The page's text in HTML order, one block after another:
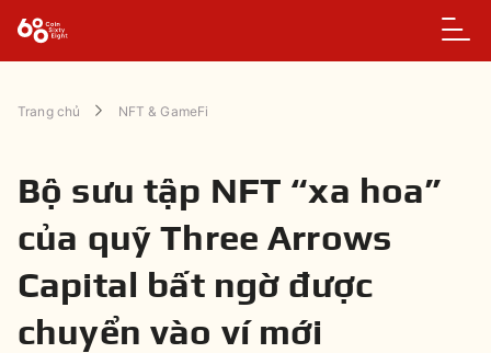
Trang chủ NFT & GameFi
Bộ sưu tập NFT “xa hoa”
của quỹ Three Arrows
Capital bất ngờ được
chuyển vào ví mới